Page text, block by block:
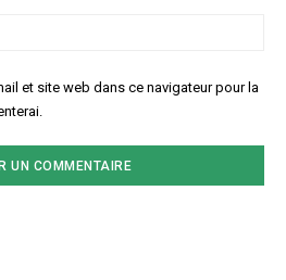
et site web dans ce navigateur pour la